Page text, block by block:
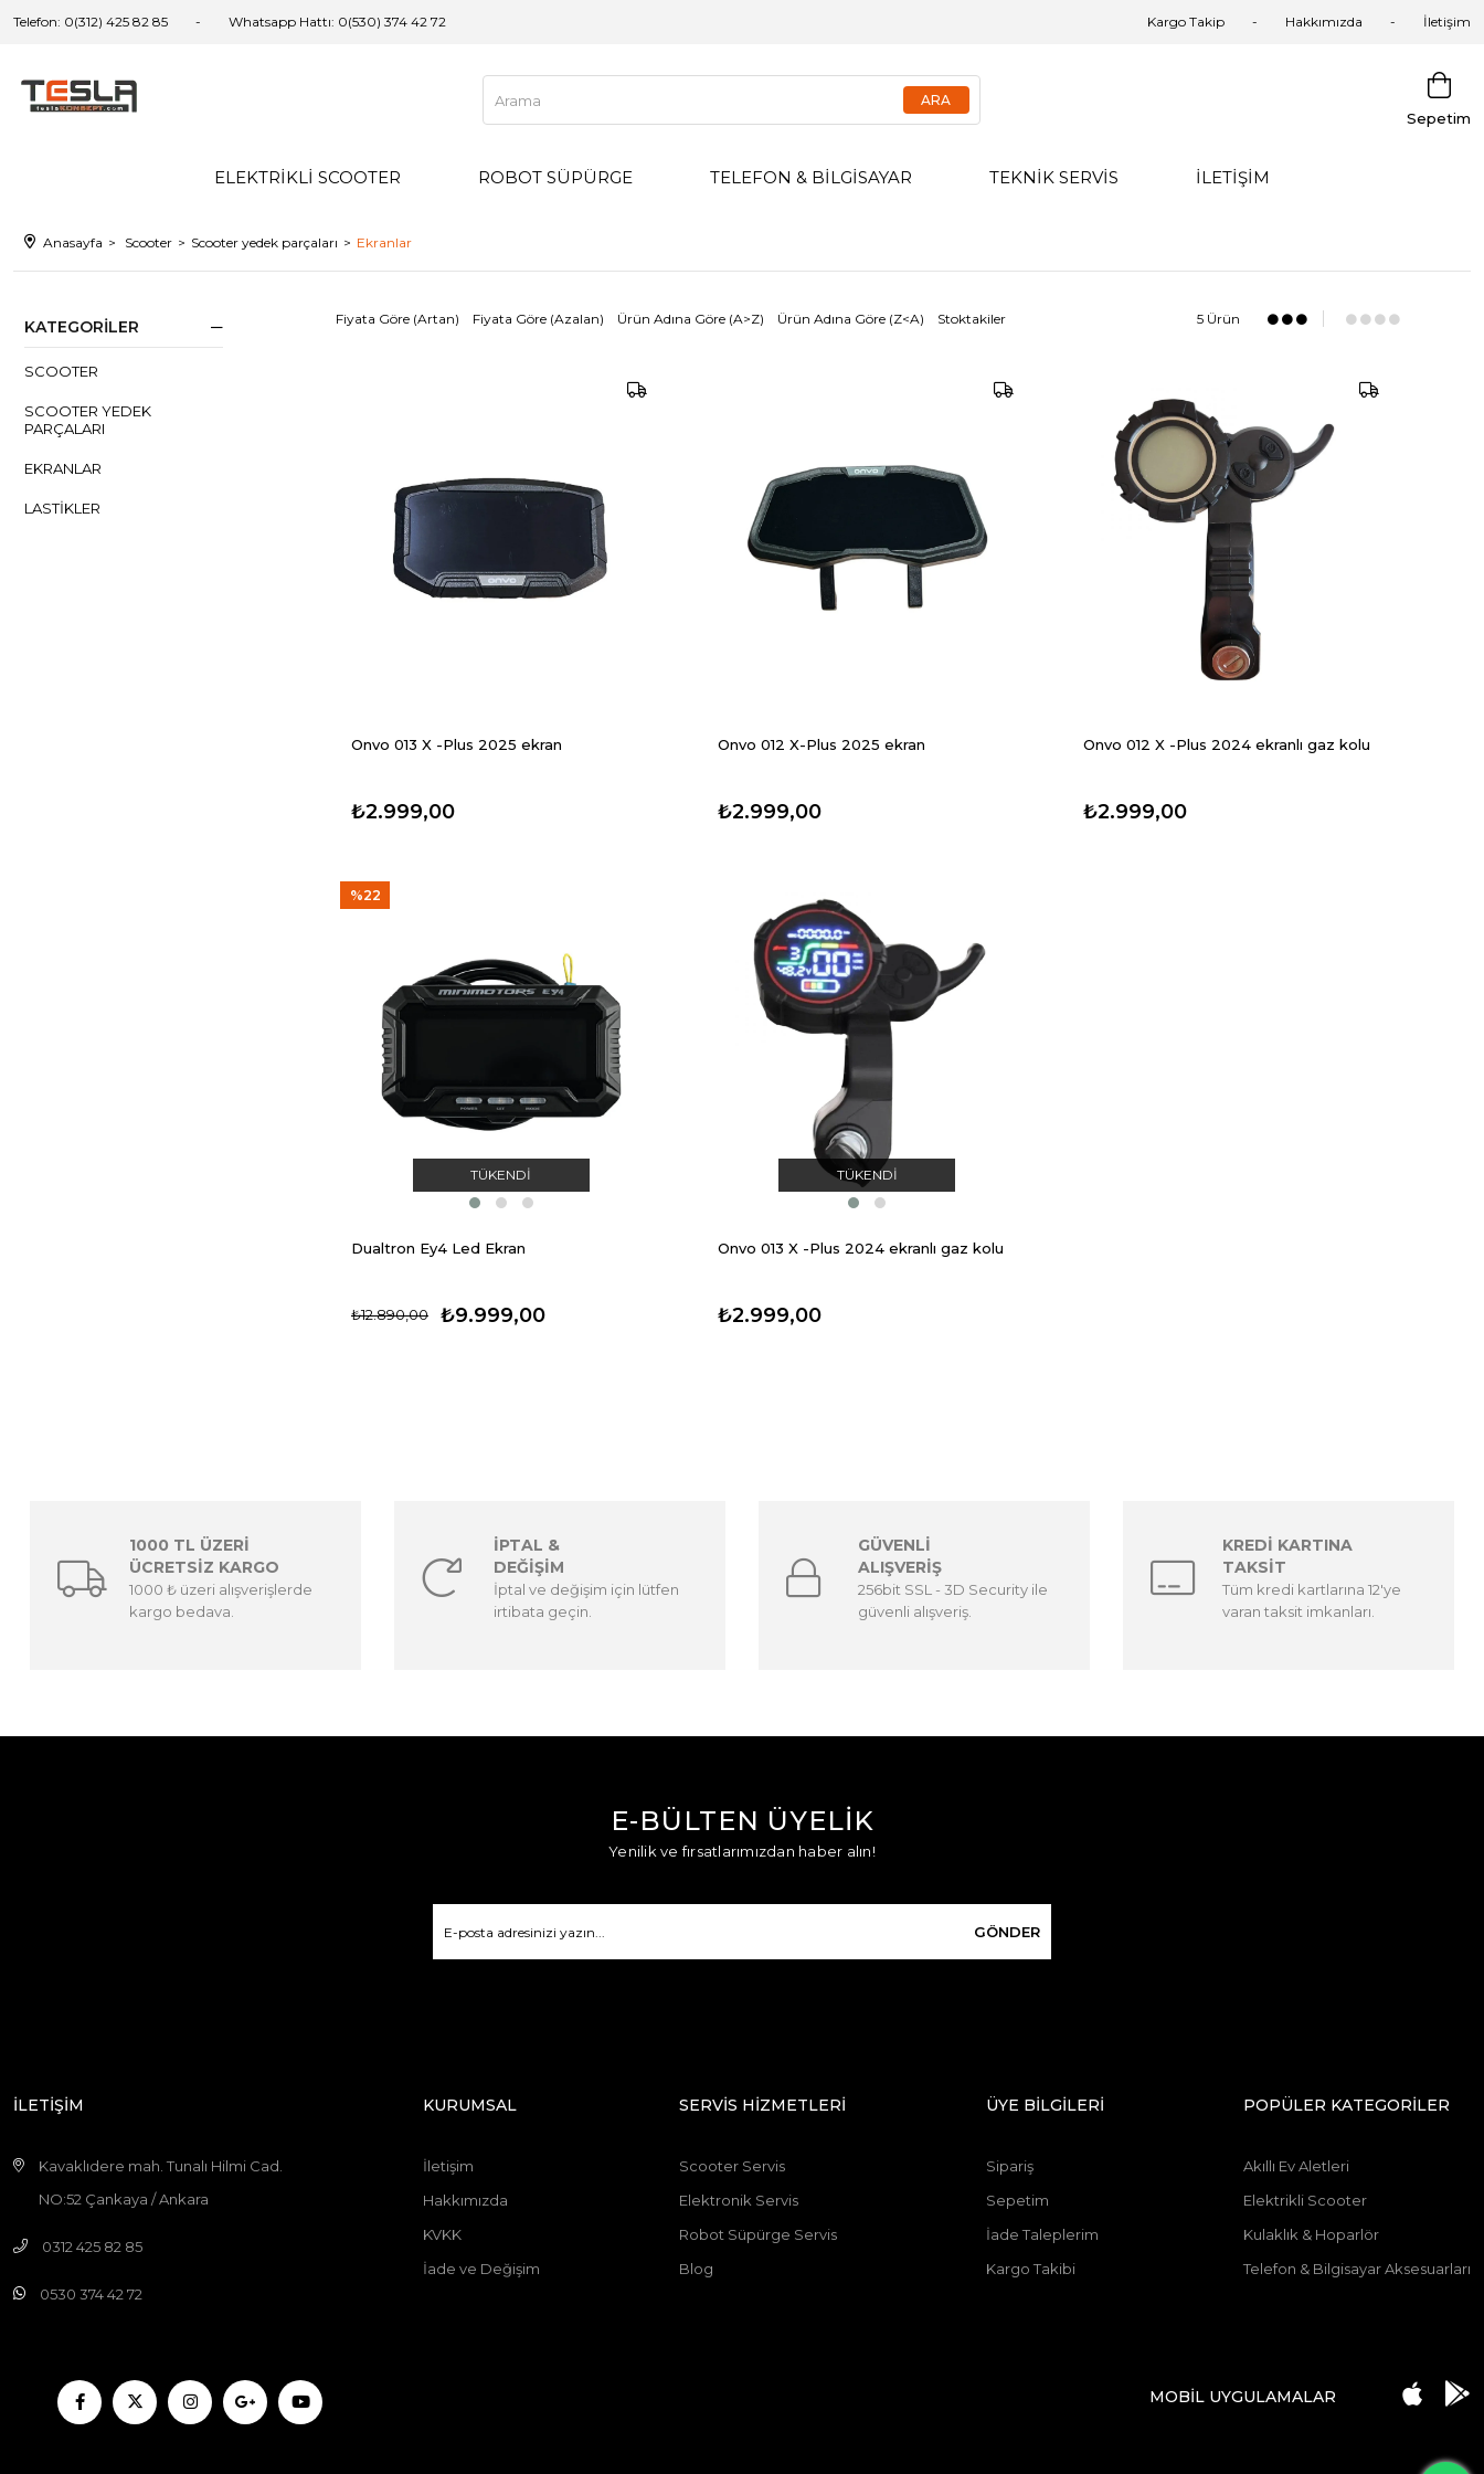
Telefon: 0(312) 425 82 85 Whatsapp Hattı: 0(530) 374 42 72 Kargo Takip Hakkımızda İletişim
Sepetim
ELEKTRİKLİ SCOOTER ROBOT SÜPÜRGE TELEFON & BİLGİSAYAR TEKNİK SERVİS İLETİŞİM
Anasayfa Scooter Scooter yedek parçaları Ekranlar
KATEGORILER
SCOOTER
SCOOTER YEDEK
PARÇALARI
EKRANLAR
LASTIKLER
Fiyata Göre (Artan) Fiyata Göre (Azalan) Ürün Adına Göre (A>Z) Ürün Adına Göre (Z<A) Stoktakiler 5 Ürün
Onvo 013 X -Plus 2025 ekran
₺2.999,00
Onvo 012 X-Plus 2025 ekran
₺2.999,00
Onvo 012 X -Plus 2024 ekranlı gaz kolu
₺2.999,00
TÜKENDI
Dualtron Ey4 Led Ekran
₺9.999,00
₺12.890,00
%22
TÜKENDI
Onvo 013 X -Plus 2024 ekranlı gaz kolu
₺2.999,00
1000 TL ÜZERİ
ÜCRETSİZ KARGO
1000 ₺ üzeri alışverişlerde
kargo bedava.
İPTAL &
DEĞİŞİM
İptal ve değişim için lütfen
irtibata geçin.
GÜVENLİ
ALIŞVERİŞ
256bit SSL - 3D Security ile
güvenli alışveriş.
KREDİ KARTINA
TAKSİT
Tüm kredi kartlarına 12'ye
varan taksit imkanları.
E-BÜLTEN ÜYELİK
Yenilik ve fırsatlarımızdan haber alın!
GÖNDER
İLETİŞİM
Kavaklıdere mah. Tunalı Hilmi Cad.
NO:52 Çankaya / Ankara
0312 425 82 85
0530 374 42 72
KURUMSAL
İletişim
Hakkımızda
KVKK
İade ve Değişim
SERVİS HİZMETLERİ
Scooter Servis
Elektronik Servis
Robot Süpürge Servis
Blog
ÜYE BİLGİLERİ
Sipariş
Sepetim
İade Taleplerim
Kargo Takibi
POPÜLER KATEGORİLER
Akıllı Ev Aletleri
Elektrikli Scooter
Kulaklık & Hoparlör
Telefon & Bilgisayar Aksesuarları
MOBİL UYGULAMALAR